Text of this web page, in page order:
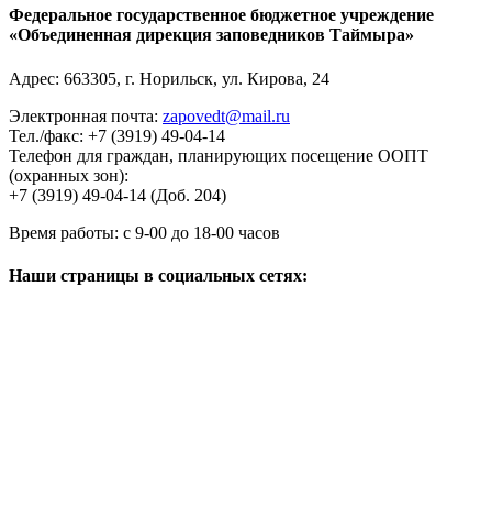
Федеральное государственное бюджетное учреждение
«Объединенная дирекция заповедников Таймыра»
Адрес: 663305, г. Норильск, ул. Кирова, 24
Электронная почта: zapovedt@mail.ru
Тел./факс: +7 (3919) 49-04-14
Телефон для граждан, планирующих посещение ООПТ
(охранных зон):
+7 (3919) 49-04-14 (Доб. 204)
Время работы: с 9-00 до 18-00 часов
Наши страницы в социальных сетях: